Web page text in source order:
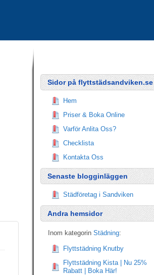
Sidor på flyttstädsandviken.se
Hem
Priser & Boka Online
Varför Anlita Oss?
Checklista
Kontakta Oss
Senaste blogginläggen
Städföretag i Sandviken
Andra hemsidor
Inom kategorin Städning:
Flyttstädning Knutby
Flyttstädning Kista | Nu 25%
Rabatt | Boka Här!